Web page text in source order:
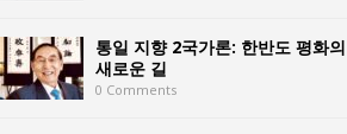
통일 지향 2국가론: 한반도 평화의
새로운 길
0 Comments